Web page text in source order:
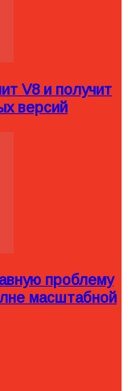
V8 и получит
версий
проблему
масштабной